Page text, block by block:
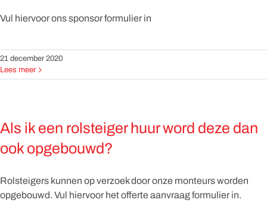
Vul hiervoor ons sponsor formulier in
21 december 2020
Lees meer
Als ik een rolsteiger huur word deze dan
ook opgebouwd?
Rolsteigers kunnen op verzoek door onze monteurs worden
opgebouwd. Vul hiervoor het offerte aanvraag formulier in.